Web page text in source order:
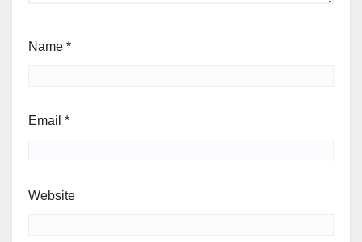
Name *
Email *
Website